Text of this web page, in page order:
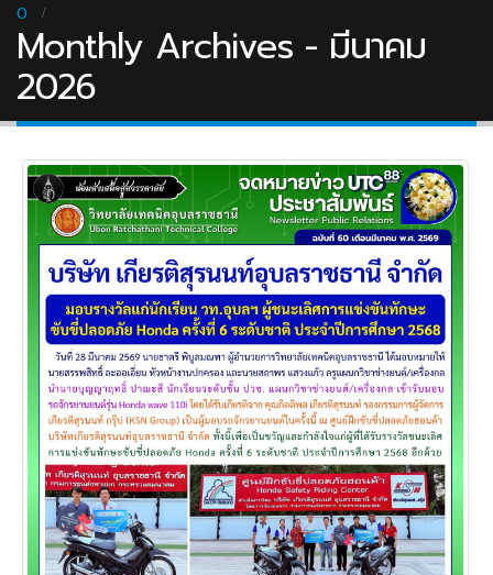
0
Monthly Archives - มีนาคม
2026